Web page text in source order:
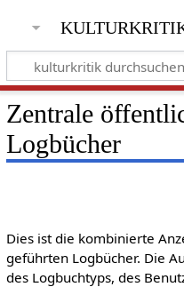
Zentrale
Logbücher
Dies ist die kombinierte
geführten Logbücher. Die
des Logbuchtyps, des